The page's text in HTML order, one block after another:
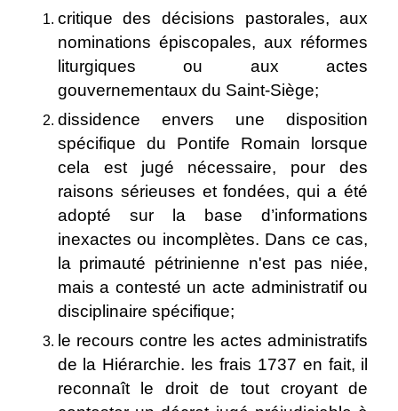
critique des décisions pastorales, aux
nominations épiscopales, aux réformes
liturgiques ou aux actes
gouvernementaux du Saint-Siège;
dissidence envers une disposition
spécifique du Pontife Romain lorsque
cela est jugé nécessaire, pour des
raisons sérieuses et fondées, qui a été
adopté sur la base d’informations
inexactes ou incomplètes. Dans ce cas,
la primauté pétrinienne n'est pas niée,
mais a contesté un acte administratif ou
disciplinaire spécifique;
le recours contre les actes administratifs
de la Hiérarchie. les frais 1737 en fait, il
reconnaît le droit de tout croyant de